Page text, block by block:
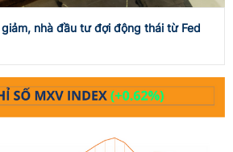
nhà đầu tư đợi động thái từ Fed